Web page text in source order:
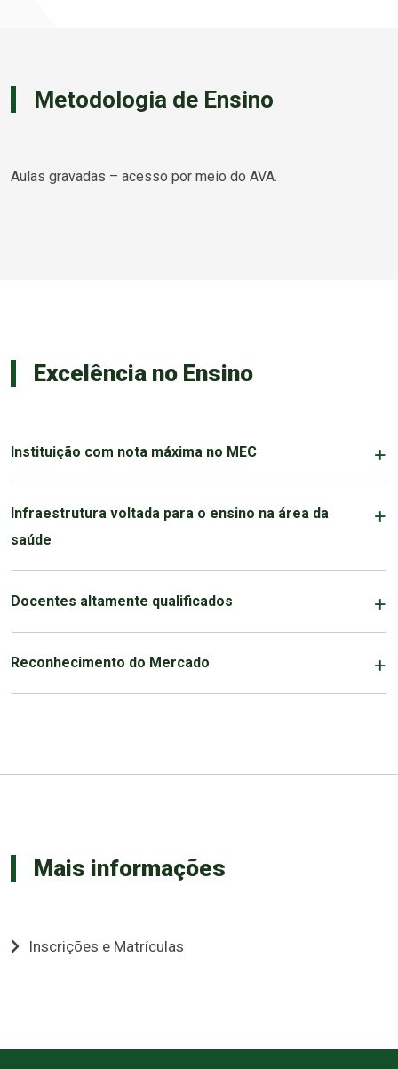
Metodologia de Ensino
Aulas gravadas – acesso por meio do AVA.
Excelência no Ensino
Instituição com nota máxima no MEC
Infraestrutura voltada para o ensino na área da
saúde
Docentes altamente qualificados
Reconhecimento do Mercado
Mais informações
Inscrições e Matrículas